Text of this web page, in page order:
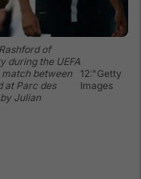
of
during the UEFA
match between
at Parc des
Julian
12:"Getty
Images